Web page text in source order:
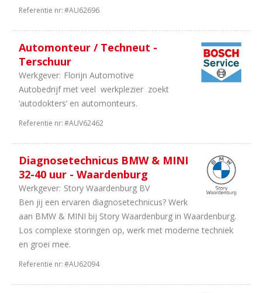
Referentie nr:#AU62696
Automonteur / Techneut -
Terschuur
Werkgever: Florijn Automotive
Autobedrijf met veel werkplezier zoekt
‘autodokters’ en automonteurs.
Referentie nr:#AUV62462
Diagnosetechnicus BMW & MINI
32-40 uur - Waardenburg
Werkgever: Story Waardenburg BV
Ben jij een ervaren diagnosetechnicus? Werk
aan BMW & MINI bij Story Waardenburg in Waardenburg.
Los complexe storingen op, werk met moderne techniek
en groei mee.
Referentie nr:#AU62094